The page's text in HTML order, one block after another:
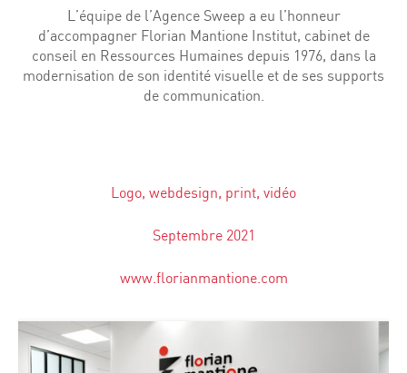
L’équipe de l’Agence Sweep a eu l’honneur
d’accompagner Florian Mantione Institut, cabinet de
conseil en Ressources Humaines depuis 1976, dans la
modernisation de son identité visuelle et de ses supports
de communication.
Logo, webdesign, print, vidéo
Septembre 2021
www.florianmantione.com